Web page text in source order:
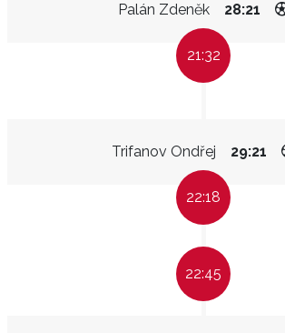
Palán Zdeněk 28:21
21:32
Trifanov Ondřej 29:21
22:18
22:45